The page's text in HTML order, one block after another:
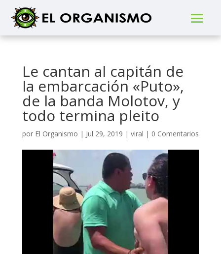
Le cantan al capitán de
la embarcación «Puto»,
de la banda Molotov, y
todo termina pleito
por El Organismo | Jul 29, 2019 | viral | 0 Comentarios